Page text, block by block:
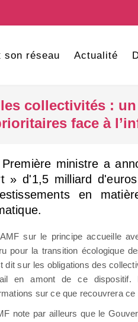
son réseau Actualité
collectivités :
face à
ministre a
» d'1,5 milliard
en
sur le principe accueille
pour la transition écologique
dit sur les obligations des
en amont de ce dispositif.
sur ce que recouvrera
note par ailleurs que le